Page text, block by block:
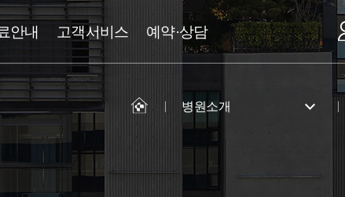
안내 고객서비스 예약·상담
병원소개
병원소개
전문·클리닉